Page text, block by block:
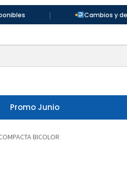
| Cambios y
Promo Junio
BICOLOR